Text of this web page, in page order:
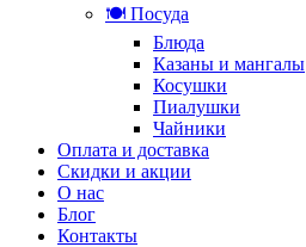
🍽️ Посуда
Блюда
Казаны и мангалы
Косушки
Пиалушки
Чайники
Оплата и доставка
Скидки и акции
О нас
Блог
Контакты